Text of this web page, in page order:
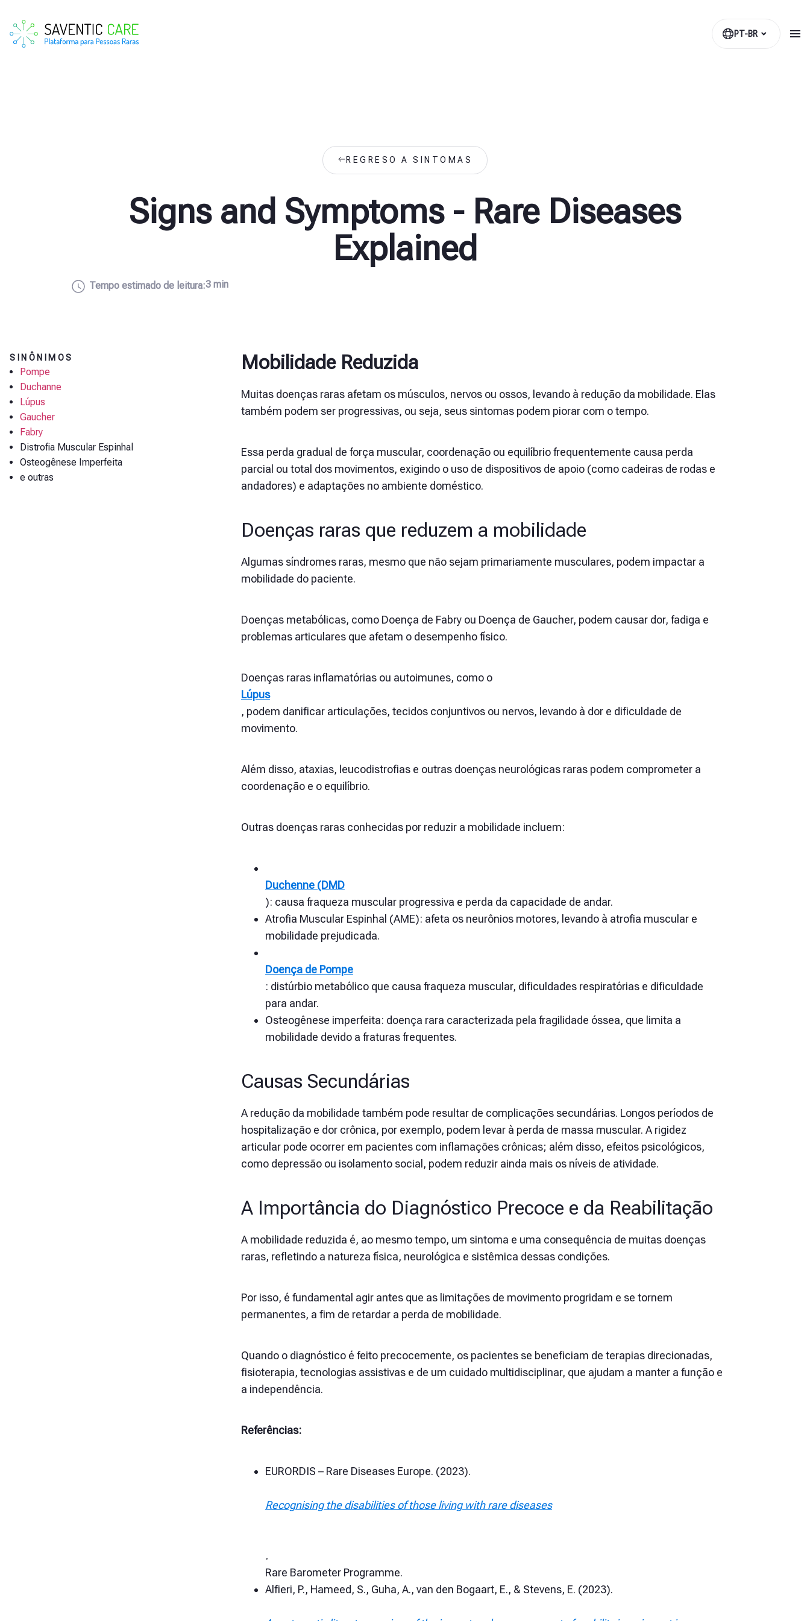
PT-BR
REGRESO A SINTOMAS
Signs and Symptoms - Rare Diseases
Explained
Tempo estimado de leitura:3 min
SINÔNIMOS
Pompe
Duchanne
Lúpus
Gaucher
Fabry
Distrofia Muscular Espinhal
Osteogênese Imperfeita
e outras
Mobilidade Reduzida
Muitas doenças raras afetam os músculos, nervos ou ossos, levando à redução da mobilidade. Elas
também podem ser progressivas, ou seja, seus sintomas podem piorar com o tempo.
Essa perda gradual de força muscular, coordenação ou equilíbrio frequentemente causa perda
parcial ou total dos movimentos, exigindo o uso de dispositivos de apoio (como cadeiras de rodas e
andadores) e adaptações no ambiente doméstico.
Doenças raras que reduzem a mobilidade
Algumas síndromes raras, mesmo que não sejam primariamente musculares, podem impactar a
mobilidade do paciente.
Doenças metabólicas, como Doença de Fabry ou Doença de Gaucher, podem causar dor, fadiga e
problemas articulares que afetam o desempenho físico.
Doenças raras inflamatórias ou autoimunes, como o
Lúpus
, podem danificar articulações, tecidos conjuntivos ou nervos, levando à dor e dificuldade de
movimento.
Além disso, ataxias, leucodistrofias e outras doenças neurológicas raras podem comprometer a
coordenação e o equilíbrio.
Outras doenças raras conhecidas por reduzir a mobilidade incluem:
Duchenne (DMD
): causa fraqueza muscular progressiva e perda da capacidade de andar.
Atrofia Muscular Espinhal (AME): afeta os neurônios motores, levando à atrofia muscular e
mobilidade prejudicada.
Doença de Pompe
: distúrbio metabólico que causa fraqueza muscular, dificuldades respiratórias e dificuldade
para andar.
Osteogênese imperfeita: doença rara caracterizada pela fragilidade óssea, que limita a
mobilidade devido a fraturas frequentes.
Causas Secundárias
A redução da mobilidade também pode resultar de complicações secundárias. Longos períodos de
hospitalização e dor crônica, por exemplo, podem levar à perda de massa muscular. A rigidez
articular pode ocorrer em pacientes com inflamações crônicas; além disso, efeitos psicológicos,
como depressão ou isolamento social, podem reduzir ainda mais os níveis de atividade.
A Importância do Diagnóstico Precoce e da Reabilitação
A mobilidade reduzida é, ao mesmo tempo, um sintoma e uma consequência de muitas doenças
raras, refletindo a natureza física, neurológica e sistêmica dessas condições.
Por isso, é fundamental agir antes que as limitações de movimento progridam e se tornem
permanentes, a fim de retardar a perda de mobilidade.
Quando o diagnóstico é feito precocemente, os pacientes se beneficiam de terapias direcionadas,
fisioterapia, tecnologias assistivas e de um cuidado multidisciplinar, que ajudam a manter a função e
a independência.
Referências:
EURORDIS – Rare Diseases Europe. (2023).
Recognising the disabilities of those living with rare diseases
.
Rare Barometer Programme.
Alfieri, P., Hameed, S., Guha, A., van den Bogaart, E., & Stevens, E. (2023).